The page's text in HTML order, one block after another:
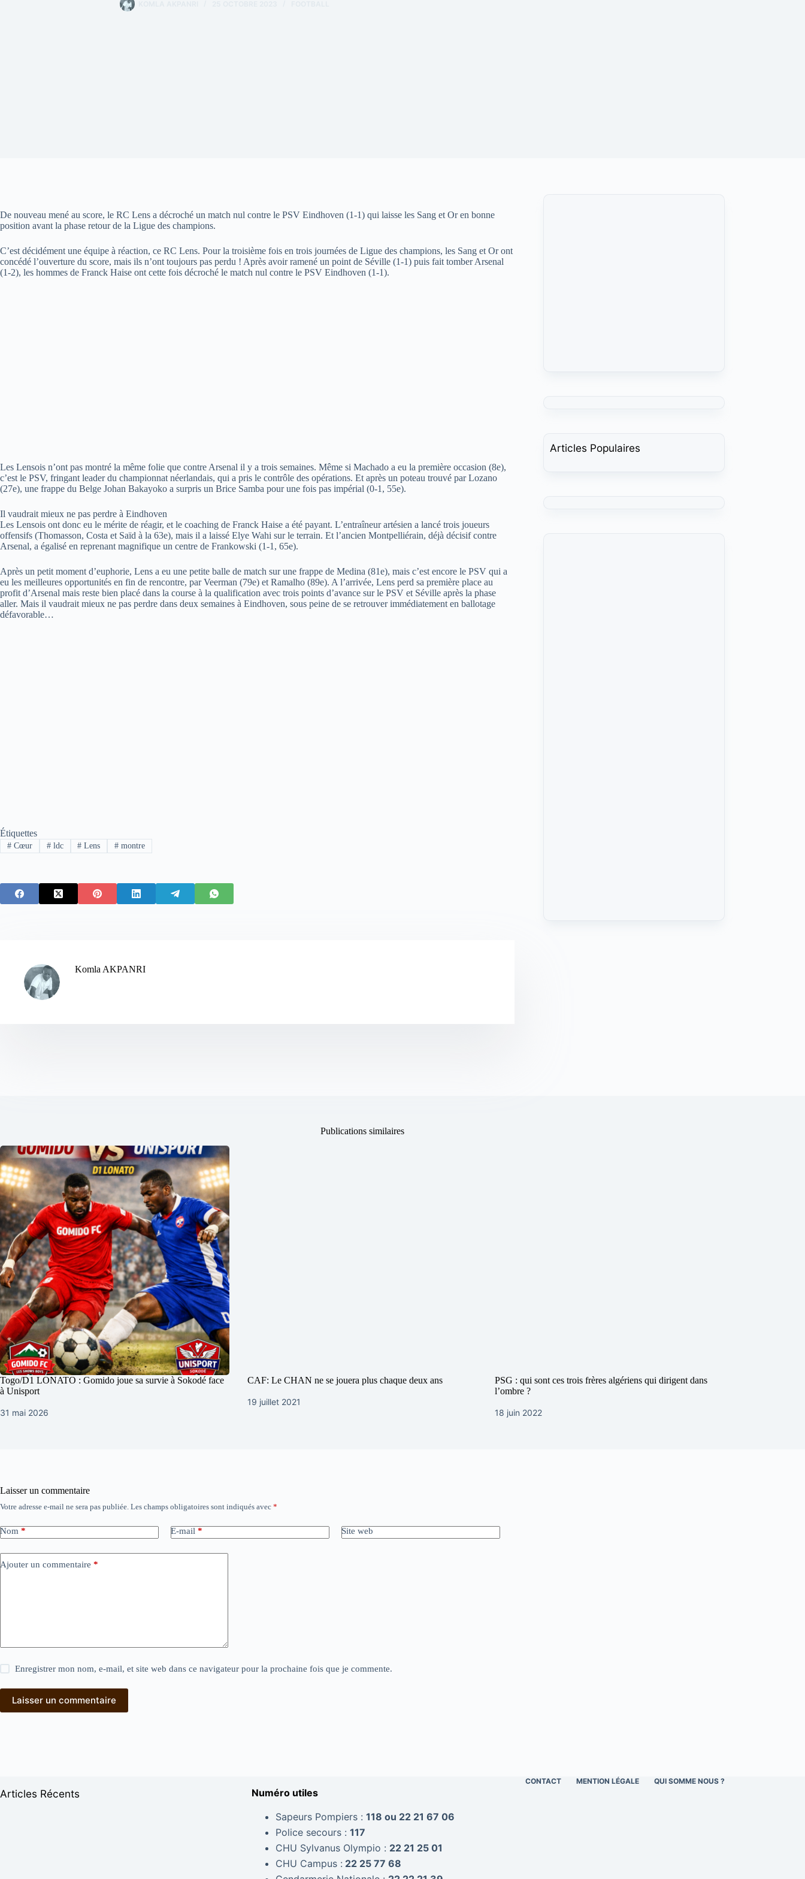
De nouveau mené au score, le RC Lens a décroché un match nul contre le PSV Eindhoven (1-1) qui laisse les Sang et Or en bonne
position avant la phase retour de la Ligue des champions.
C’est décidément une équipe à réaction, ce RC Lens. Pour la troisième fois en trois journées de Ligue des champions, les Sang et Or ont
concédé l’ouverture du score, mais ils n’ont toujours pas perdu ! Après avoir ramené un point de Séville (1-1) puis fait tomber Arsenal
(1-2), les hommes de Franck Haise ont cette fois décroché le match nul contre le PSV Eindhoven (1-1).
Les Lensois n’ont pas montré la même folie que contre Arsenal il y a trois semaines. Même si Machado a eu la première occasion (8e),
c’est le PSV, fringant leader du championnat néerlandais, qui a pris le contrôle des opérations. Et après un poteau trouvé par Lozano
(27e), une frappe du Belge Johan Bakayoko a surpris un Brice Samba pour une fois pas impérial (0-1, 55e).
Il vaudrait mieux ne pas perdre à Eindhoven
Les Lensois ont donc eu le mérite de réagir, et le coaching de Franck Haise a été payant. L’entraîneur artésien a lancé trois joueurs
offensifs (Thomasson, Costa et Saïd à la 63e), mais il a laissé Elye Wahi sur le terrain. Et l’ancien Montpelliérain, déjà décisif contre
Arsenal, a égalisé en reprenant magnifique un centre de Frankowski (1-1, 65e).
Après un petit moment d’euphorie, Lens a eu une petite balle de match sur une frappe de Medina (81e), mais c’est encore le PSV qui a
eu les meilleures opportunités en fin de rencontre, par Veerman (79e) et Ramalho (89e). A l’arrivée, Lens perd sa première place au
profit d’Arsenal mais reste bien placé dans la course à la qualification avec trois points d’avance sur le PSV et Séville après la phase
aller. Mais il vaudrait mieux ne pas perdre dans deux semaines à Eindhoven, sous peine de se retrouver immédiatement en ballotage
défavorable…
Étiquettes
#Cœur #ldc # Lens # montre
Komla AKPANRI
Articles Populaires
Publications similaires
Togo/D1 LONATO : Gomido joue sa survie à Sokodé face
à Unisport
31 mai 2026
CAF: Le CHAN ne se jouera plus chaque deux ans
19 juillet 2021
PSG : qui sont ces trois frères algériens qui dirigent dans
l’ombre ?
18 juin 2022
Laisser un commentaire
Votre adresse e-mail ne sera pas publiée. Les champs obligatoires sont indiqués avec *
Nom * E-mail * Site web
Ajouter un commentaire *
Enregistrer mon nom, e-mail, et site web dans ce navigateur pour la prochaine fois que je commente.
Laisser un commentaire
CONTACT MENTION LÉGALE QUI SOMME NOUS ?
Articles Récents
Numéro utiles
Sapeurs Pompiers : 118 ou 22 21 67 06
Police secours : 117
CHU Sylvanus Olympio : 22 21 25 01
CHU Campus : 22 25 77 68